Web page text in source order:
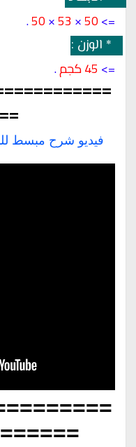
=>
50
×
53
×
50
.
الوزن :-
=> 45 كجم .
فيديو شرح مبسط